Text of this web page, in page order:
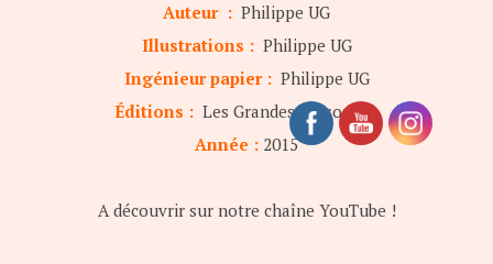
Auteur : Philippe UG
Illustrations :Philippe UG
Ingénieur papier :Philippe UG
Éditions : Les Grandes Personnes
Année : 2015
A découvrir sur notre chaîne YouTube !